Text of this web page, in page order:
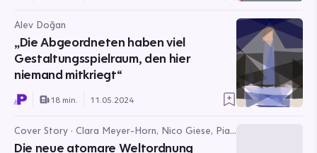
Alev Doğan
„Die Abgeordneten haben viel
Gestaltungsspielraum, den hier
niemand mitkriegt“
18 min. 11.05.2024
Cover Story · Clara Meyer-Horn, Nico Giese, Pia
von Wersebe
Die neue atomare Weltordnung